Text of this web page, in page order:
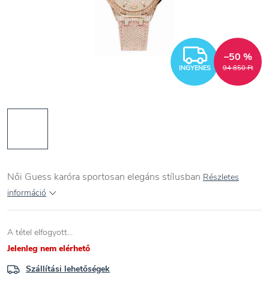
INGYENES 94 850 Ft
–50 %
Női Guess karóra sportosan elegáns stílusban Részletes
információ
A tétel elfogyott…
Jelenleg nem elérhető
Szállítási lehetőségek